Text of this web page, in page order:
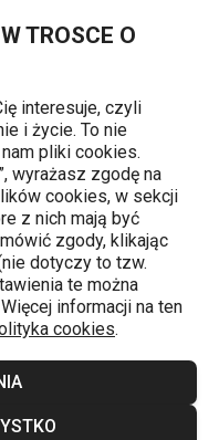
TROSCE O
interesuje, czyli
i życie. To nie
pliki cookies.
wyrażasz zgodę na
cookies, w sekcji
z nich mają być
zgody, klikając
dotyczy to tzw.
te można
informacji na ten
cookies.
GrandCHEF
Darmowa dostawa